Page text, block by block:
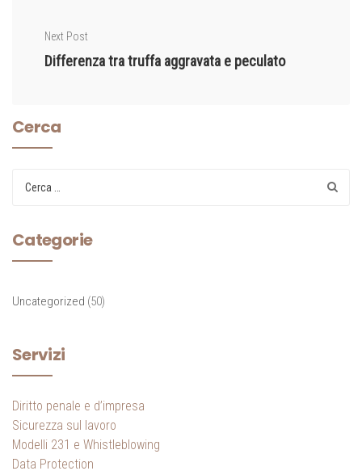
Next Post
Differenza tra truffa aggravata e peculato
Cerca
Categorie
Uncategorized (50)
Servizi
Diritto penale e d’impresa
Sicurezza sul lavoro
Modelli 231 e Whistleblowing
Data Protection